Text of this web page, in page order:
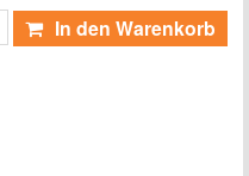
In den Warenkorb